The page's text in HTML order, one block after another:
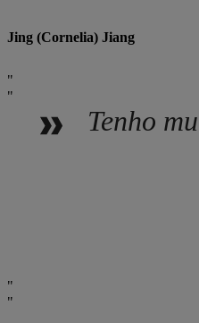
Jing (Cornelia) Jiang
Tenho